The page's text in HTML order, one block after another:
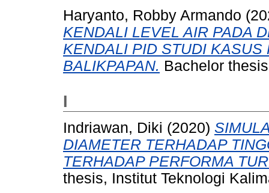
Haryanto, Robby Armando
KENDALI LEVEL AIR PADA
KENDALI PID STUDI KASUS
BALIKPAPAN. Bachelor
I
Indriawan, Diki (2020)
DIAMETER TERHADAP
TERHADAP PERFORMA
thesis, Institut Teknologi